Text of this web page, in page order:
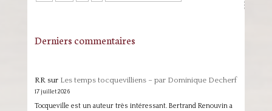
Derniers commentaires
RRsur Les temps tocquevilliens – par Dominique Decherf
17 juillet 2026
Tocqueville est un auteur très intéressant. Bertrand Renouvin a